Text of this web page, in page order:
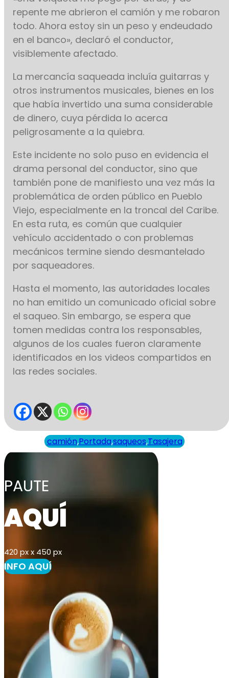
repente me abrieron el camión y me robaron
todo. Ahora estoy sin un peso y endeudado
en el banco», declaró el conductor,
visiblemente afectado.
La mercancía saqueada incluía guitarras y
otros instrumentos musicales, bienes en los
que había invertido una suma considerable
de dinero, cuya pérdida lo acerca
peligrosamente a la quiebra.
Este incidente no solo puso en evidencia el
drama personal del conductor, sino que
también pone de manifiesto una vez más la
problemática de orden público en Pueblo
Viejo, especialmente en la troncal del Caribe.
En esta ruta, es común que cualquier
vehículo accidentado o con problemas
mecánicos termine siendo desmantelado
por saqueadores.
Hasta el momento, las autoridades locales
no han emitido un comunicado oficial sobre
el saqueo. Sin embargo, se espera que
tomen medidas contra los responsables,
algunos de los cuales fueron claramente
identificados en los videos compartidos en
las redes sociales.
camión,Portada,saqueos,Tasajera
PAUTE
AQUÍ
420 px x 450 px
INFO AQUÍ